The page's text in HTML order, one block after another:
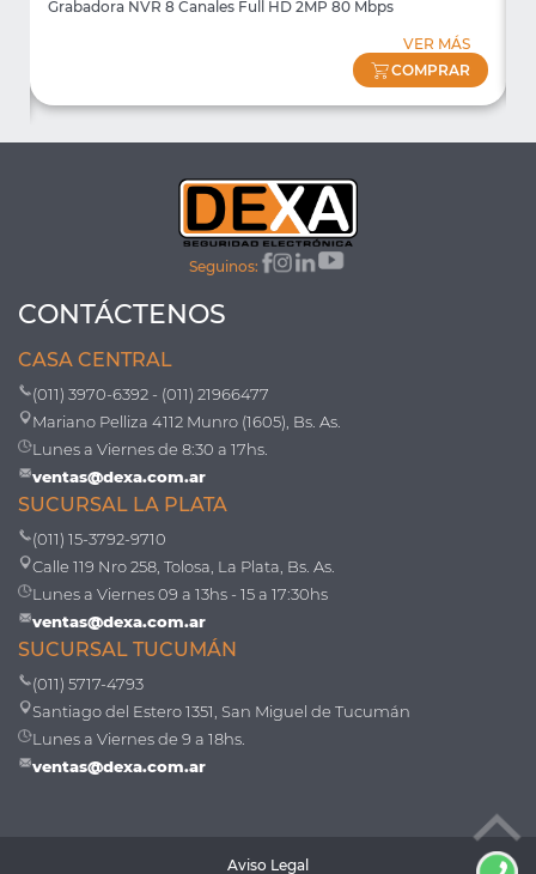
Grabadora NVR 8 Canales Full HD 2MP 80 Mbps
VER MÁS
COMPRAR
Seguinos:
CONTÁCTENOS
CASA CENTRAL
(011) 3970-6392 - (011) 21966477
Mariano Pelliza 4112 Munro (1605), Bs. As.
Lunes a Viernes de 8:30 a 17hs.
ventas@dexa.com.ar
SUCURSAL LA PLATA
(011) 15-3792-9710
Calle 119 Nro 258, Tolosa, La Plata, Bs. As.
Lunes a Viernes 09 a 13hs - 15 a 17:30hs
ventas@dexa.com.ar
SUCURSAL TUCUMÁN
(011) 5717-4793
Santiago del Estero 1351, San Miguel de Tucumán
Lunes a Viernes de 9 a 18hs.
ventas@dexa.com.ar
Aviso Legal